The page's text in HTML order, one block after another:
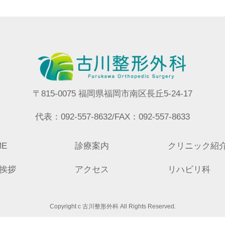
〒815-0075 福岡県福岡市南区長丘5-24-17
代表：092-557-8632/FAX：092-557-8633
診療案内 クリニック紹
拶 アクセス リハビリ科
Copyright c 古川整形外科 All Rights Reserved.